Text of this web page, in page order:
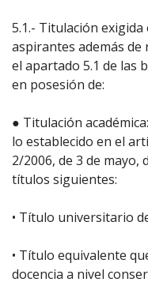
5.1.- Titulación
aspirantes además
el apartado 5.1 de las
en posesión de:
● Titulación
lo establecido en el
2/2006, de 3 de mayo,
títulos siguientes:
• Título universitario
• Título equivalente
docencia a nivel